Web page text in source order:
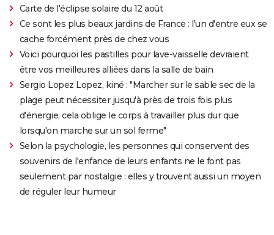
Carte de l'éclipse solaire du 12 août
Ce sont les plus beaux jardins de France : l'un d'entre eux se
cache forcément près de chez vous
Voici pourquoi les pastilles pour lave-vaisselle devraient
être vos meilleures alliées dans la salle de bain
Sergio Lopez Lopez, kiné : "Marcher sur le sable sec de la
plage peut nécessiter jusqu'à près de trois fois plus
d'énergie, cela oblige le corps à travailler plus dur que
lorsqu'on marche sur un sol ferme"
Selon la psychologie, les personnes qui conservent des
souvenirs de l'enfance de leurs enfants ne le font pas
seulement par nostalgie : elles y trouvent aussi un moyen
de réguler leur humeur